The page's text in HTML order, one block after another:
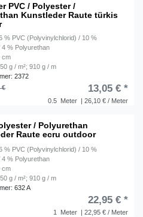
PVC / Polyester /
Kunstleder Raute türkis
% PVC (Polyvinylchlorid) / 10 %
4 % Polyurethan
cm
g / m²; 910 g / m
2372
0.5 Meter | 26,10 € / Meter
€ 13,05 € *
/ Polyurethan
Raute ecru outdoor
% PVC (Polyvinylchlorid) / 10 %
4 % Polyurethan
cm
g / m²; 910 g / m
632 A
1 Meter | 22,95 € / Meter
22,95 € *